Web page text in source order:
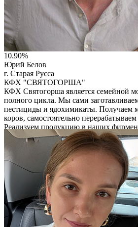
10.90%
Юрий Белов
г. Старая Русса
КФХ "СВЯТОГОРША"
КФХ Святогорша является семейной
полного цикла. Мы сами
пестициды и ядохимикаты. Получаем
коров, самостоятельно
Реализуем продукцию в наших
фермерских магазинах наших
поставку молочной продукции в
учебные заведения старорусского
прошли очень длинный путь,
разрушенный колхоз. С оптимизмом
наш вектор развития устремлен в
Мы любим свою работу и с любовью
продуктам и потребителям.
Читать описание
Перейти на сайт